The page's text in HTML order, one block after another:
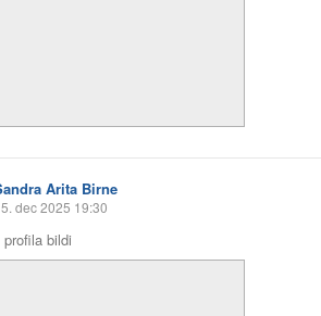
Arita Birne
dec 2025 19:30
bildi